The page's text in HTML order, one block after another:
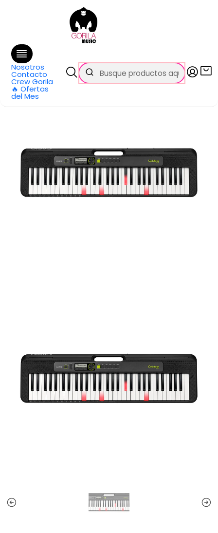
Nosotros
Contacto
Crew Gorila
🔥 Ofertas
del Mes
GRATIS
en Santiago y $99.990 en Regiones
Inicio Todos los productos
Teclado 61 Teclas Negro Casio LK-S250